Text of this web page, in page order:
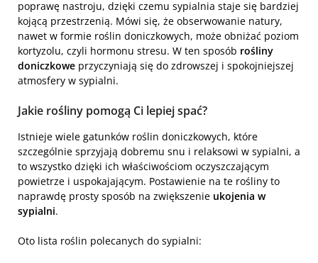
poprawę nastroju, dzięki czemu sypialnia staje się bardziej
kojącą przestrzenią. Mówi się, że obserwowanie natury,
nawet w formie roślin doniczkowych, może obniżać poziom
kortyzolu, czyli hormonu stresu. W ten sposób rośliny
doniczkowe przyczyniają się do zdrowszej i spokojniejszej
atmosfery w sypialni.
Jakie rośliny pomogą Ci lepiej spać?
Istnieje wiele gatunków roślin doniczkowych, które
szczególnie sprzyjają dobremu snu i relaksowi w sypialni, a
to wszystko dzięki ich właściwościom oczyszczającym
powietrze i uspokajającym. Postawienie na te rośliny to
naprawdę prosty sposób na zwiększenie ukojenia w
sypialni.
Oto lista roślin polecanych do sypialni: